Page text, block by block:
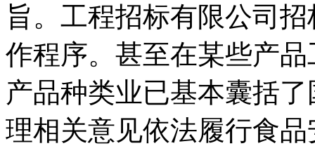
旨。工程招标有限公司
作程序。甚至在某些产
产品种类业已基本囊括
理相关意见依法履行食